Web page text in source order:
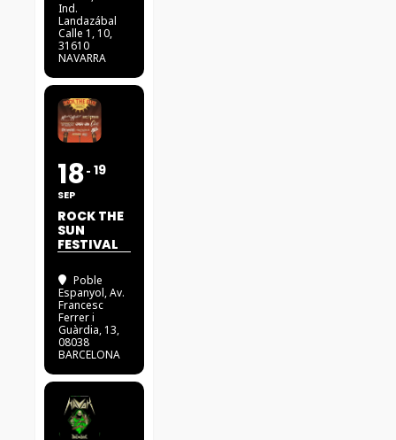
Ind.
Landazábal
Calle 1, 10,
31610
NAVARRA
18
SEP
19
ROCK THE
SUN
FESTIVAL
Poble
Espanyol, Av.
Francesc
Ferrer i
Guàrdia, 13,
08038
BARCELONA